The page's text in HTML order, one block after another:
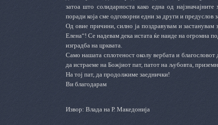
затоа што солидарноста како една од
поради која сме одговорни едни за други и предуслов
Од овие причини, силно ја поздравувам и застанувам
Елена“! Се надевам дека истата ќе наиде на огромна
изградба на црквата.
Само нашата сплотеност околу вербата и
да истраеме на Божјиот пат, патот на љубовта,
На тој пат, да продолжиме заеднички!
Ви благодарам
Извор: Влада на Р. Македонија